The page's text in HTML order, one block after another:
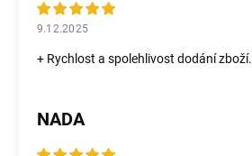
9.12.2025
+ Rychlost a spolehlivost dodání zboží.
NADA